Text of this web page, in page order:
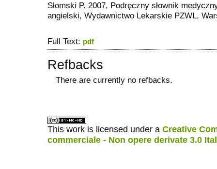
Słomski P. 2007, Podręczny słownik
angielski, Wydawnictwo Lekarskie PZWL,
Full Text: pdf
Refbacks
There are currently no refbacks.
This work is licensed under a Creative
commerciale - Non opere derivate 3.0